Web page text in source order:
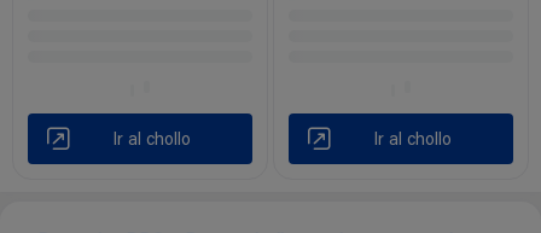
Ir al chollo Ir al chollo